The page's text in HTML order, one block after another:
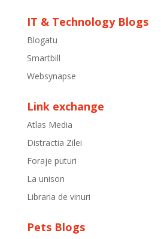
IT & Technology Blogs
Blogatu
Smartbill
Websynapse
Link exchange
Atlas Media
Distractia Zilei
Foraje puturi
La unison
Libraria de vinuri
Pets Blogs